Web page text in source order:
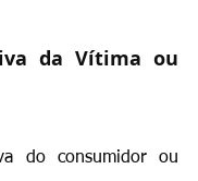
da Vítima ou
do consumidor ou